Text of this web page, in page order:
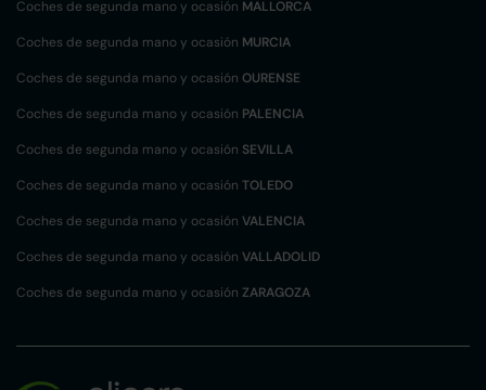
Coches de segunda mano y ocasión MALLORCA
Coches de segunda mano y ocasión MURCIA
Coches de segunda mano y ocasión OURENSE
Coches de segunda mano y ocasión PALENCIA
Coches de segunda mano y ocasión SEVILLA
Coches de segunda mano y ocasión TOLEDO
Coches de segunda mano y ocasión VALENCIA
Coches de segunda mano y ocasión VALLADOLID
Coches de segunda mano y ocasión ZARAGOZA